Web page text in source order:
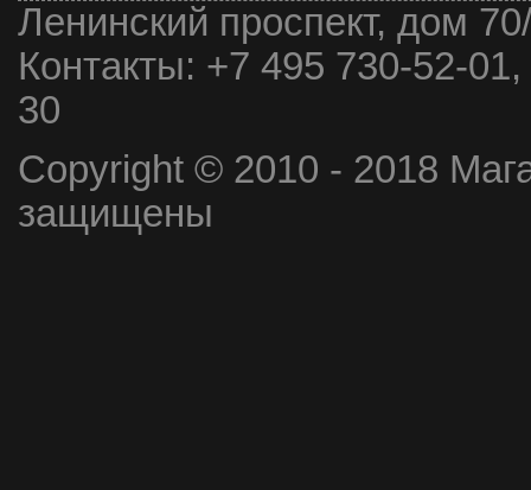
Ленинский проспект, дом
Контакты: +7 495 730-52-
30
Copyright © 2010 - 2018
защищены